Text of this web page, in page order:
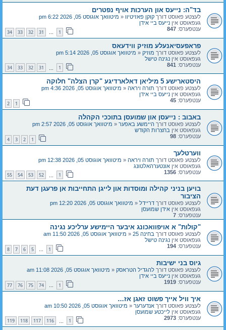
בד"ה: נייעס און הערכות אויף נפטרים
לעצטע פאוסט דורך קוקן פאזיטיוו « מיטוואך אוגוסט 05, 2026 6:22 pm
געפאוסט אין נייעס ביי אידן
ענטפערס: 847
1
…
31
32
33
34
פראפעסיאנעלע מוזיק ווידעאס
לעצטע פאוסט דורך מוזיק « מיטוואך אוגוסט 05, 2026 5:14 pm
געפאוסט אין נגינה טישל
ענטפערס: 841
1
31
32
33
34
היסטארישע 5 מיליאן דאלארדיגע "קרן הצלה" חלוקה
לעצטע פאוסט דורך תורה ויראה « מיטוואך אוגוסט 05, 2026 4:36 pm
געפאוסט אין נייעס ביי אידן
ענטפערס: 45
1
2
באבוב : נייעסן און שמועסן בתוככי הקהלה
לעצטע פאוסט דורך היימשע באפער « מיטוואך אוגוסט 05, 2026 2:57 pm
געפאוסט אין בחצרות הקודש
ענטפערס: 98
1
2
3
4
ווערטלעך
לעצטע פאוסט דורך תורה ויראה « מיטוואך אוגוסט 05, 2026 12:38 pm
געפאוסט אין אונטערהאלטונג
ענטפערס: 1356
1
52
53
54
55
בויען בניני קהילה ומוסדות און לייגן התחייבות אן פרעגן דעת
הציבור
לעצטע פאוסט דורך דריידל « מיטוואך אוגוסט 05, 2026 12:20 pm
געפאוסט אין אידן שמועסן
ענטפערס: 7
"קולות" א אויפוואכונג איבער היימישע ערליכע נגינה
לעצטע פאוסט דורך בחינה 25 « מיטוואך אוגוסט 05, 2026 11:50 am
געפאוסט אין נגינה טישל
ענטפערס: 194
1
…
5
6
7
8
גיוס בני ישיבות
לעצטע פאוסט דורך להגדיל הטראסק « מיטוואך אוגוסט 05, 2026 11:08 am
געפאוסט אין נייעס ביי אידן
ענטפערס: 1919
1
…
74
75
76
77
איך וויל אייך פשוט זאגן אז…
לעצטע פאוסט דורך אנדערער « מיטוואך אוגוסט 05, 2026 10:50 am
געפאוסט אין לייכטע שמועסן
ענטפערס: 2973
1
116
117
118
119